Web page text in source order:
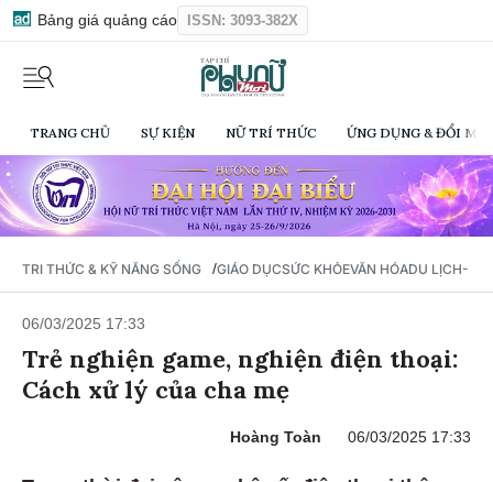
Bảng giá quảng cáo ISSN: 3093-382X
TRANG CHỦ SỰ KIỆN NỮ TRÍ THỨC ỨNG DỤNG & ĐỔI
TRI THỨC & KỸ NĂNG SỐNG /GIÁO DỤCSỨC KHỎEVĂN HÓADU LỊCH-
06/03/2025 17:33
Trẻ nghiện game, nghiện điện thoại:
Cách xử lý của cha mẹ
Hoàng Toàn 06/03/2025 17:33